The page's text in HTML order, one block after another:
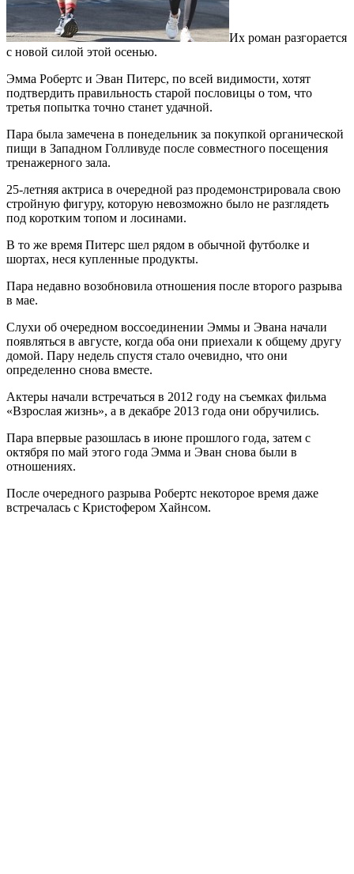
Их роман разгорается
с новой силой этой осенью.
Эмма Робертс и Эван Питерс, по всей видимости, хотят
подтвердить правильность старой пословицы о том, что
третья попытка точно станет удачной.
Пара была замечена в понедельник за покупкой органической
пищи в Западном Голливуде после совместного посещения
тренажерного зала.
25-летняя актриса в очередной раз продемонстрировала свою
стройную фигуру, которую невозможно было не разглядеть
под коротким топом и лосинами.
В то же время Питерс шел рядом в обычной футболке и
шортах, неся купленные продукты.
Пара недавно возобновила отношения после второго разрыва
в мае.
Слухи об очередном воссоединении Эммы и Эвана начали
появляться в августе, когда оба они приехали к общему другу
домой. Пару недель спустя стало очевидно, что они
определенно снова вместе.
Актеры начали встречаться в 2012 году на съемках фильма
«Взрослая жизнь», а в декабре 2013 года они обручились.
Пара впервые разошлась в июне прошлого года, затем с
октября по май этого года Эмма и Эван снова были в
отношениях.
После очередного разрыва Робертс некоторое время даже
встречалась с Кристофером Хайнсом.